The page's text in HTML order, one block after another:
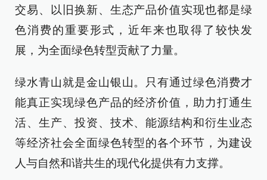
交易、以旧换新、生态产品价值实现也都是绿
色消费的重要形式，近年来也取得了较快发
展，为全面绿色转型贡献了力量。
绿水青山就是金山银山。只有通过绿色消费才
能真正实现绿色产品的经济价值，助力打通生
活、生产、投资、技术、能源结构和衍生业态
等经济社会全面绿色转型的各个环节，为建设
人与自然和谐共生的现代化提供有力支撑。